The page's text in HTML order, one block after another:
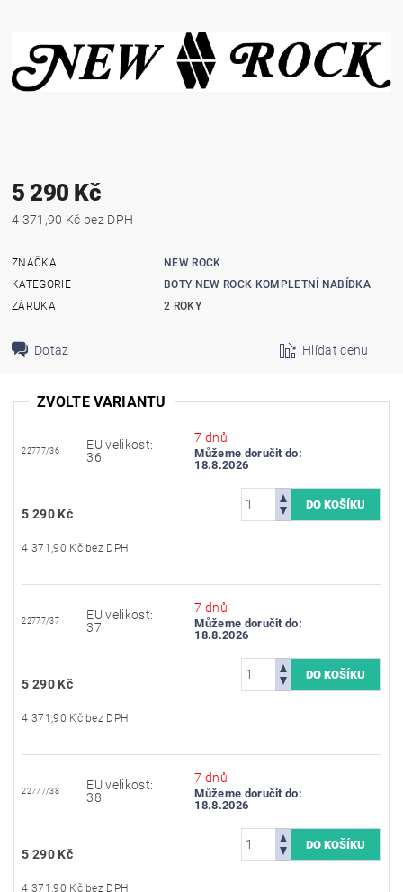
5 290 Kč
4 371,90 Kč bez DPH
ZNAČKA
NEW ROCK
KATEGORIE
BOTY NEW ROCK KOMPLETNÍ NABÍDKA
ZÁRUKA
2 ROKY
Dotaz Hlídat cenu
ZVOLTE VARIANTU
22777/36
EU velikost:
36
7 dnů
Můžeme doručit do:
18.8.2026
5 290 Kč
4 371,90 Kč bez DPH
22777/37
EU velikost:
37
7 dnů
Můžeme doručit do:
18.8.2026
5 290 Kč
4 371,90 Kč bez DPH
22777/38
EU velikost:
38
7 dnů
Můžeme doručit do:
18.8.2026
5 290 Kč
4 371,90 Kč bez DPH